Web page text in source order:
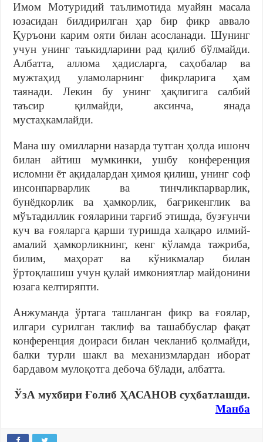
Имом Мотуридий таълимотида муайян масала
юзасидан билдирилган ҳар бир фикр аввало
Қуръони карим ояти билан асосланади. Шунинг
учун унинг таъкидларини рад қилиб бўлмайди.
Албатта, аллома ҳадисларга, саҳобалар ва
мужтаҳид уламоларнинг фикрларига ҳам
таянади. Лекин бу унинг ҳақлигига салбий
таъсир қилмайди, аксинча, янада
мустаҳкамлайди.
Мана шу омилларни назарда тутган ҳолда ишонч
билан айтиш мумкинки, ушбу конференция
исломни ёт ақидалардан ҳимоя қилиш, унинг соф
инсонпарварлик ва тинчликпарварлик,
бунёдкорлик ва ҳамкорлик, бағрикенглик ва
мўътадиллик ғояларини тарғиб этишда, бузғунчи
куч ва ғояларга қарши туришда халқаро илмий-
амалий ҳамкорликнинг, кенг кўламда тажриба,
билим, маҳорат ва кўникмалар билан
ўртоқлашиш учун қулай имкониятлар майдонини
юзага келтиряпти.
Анжуманда ўртага ташланган фикр ва ғоялар,
илгари сурилган таклиф ва ташаббуслар фақат
конференция доираси билан чекланиб қолмайди,
балки турли шакл ва механизмлардан иборат
бардавом мулоқотга дебоча бўлади, албатта.
ЎзА мухбири Ғолиб ҲАСАНОВ суҳбатлашди.
Манба